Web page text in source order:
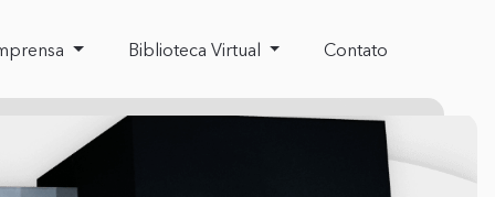
Biblioteca Virtual Contato